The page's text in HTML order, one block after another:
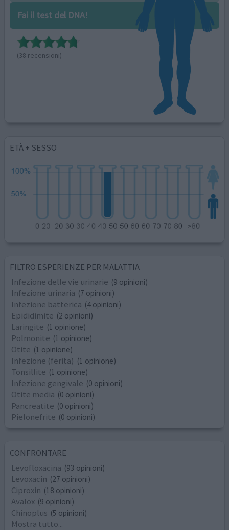
Fai il test del DNA!
(38 recensioni)
ETÀ + SESSO
FILTRO ESPERIENZE PER MALATTIA
Infezione delle vie urinarie (9 opinioni)
Infezione urinaria (7 opinioni)
Infezione batterica (4 opinioni)
Epididimite (2 opinioni)
Laringite (1 opinione)
Polmonite (1 opinione)
Otite (1 opinione)
Infezione (ferita) (1 opinione)
Tonsillite (1 opinione)
Infezione gengivale (0 opinioni)
Otite media (0 opinioni)
Pancreatite (0 opinioni)
Pielonefrite (0 opinioni)
CONFRONTARE
Levofloxacina (93 opinioni)
Levoxacin (27 opinioni)
Ciproxin (18 opinioni)
Avalox (9 opinioni)
Chinoplus (5 opinioni)
Mostra tutto...